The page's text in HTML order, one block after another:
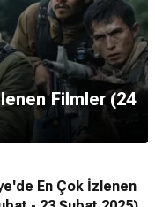
Filmler (24
En Çok İzlenen